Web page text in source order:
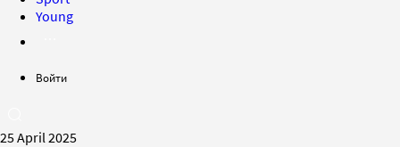
Young
Войти
25 April 2025